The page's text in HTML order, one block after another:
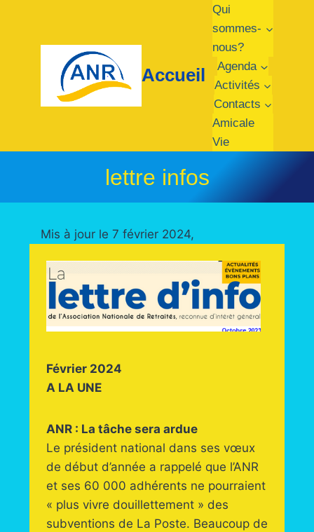
contenu
Accueil
Qui
sommes-
nous?
Agenda
Activités
Contacts
Amicale
Vie
lettre infos
Mis à jour le 7 février 2024,
Février 2024
A LA UNE
ANR : La tâche sera ardue
Le président national dans ses vœux
de début d’année a rappelé que l’ANR
et ses 60 000 adhérents ne pourraient
« plus vivre douillettement » des
subventions de La Poste. Beaucoup de